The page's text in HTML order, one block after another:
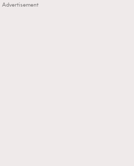
Advertisement